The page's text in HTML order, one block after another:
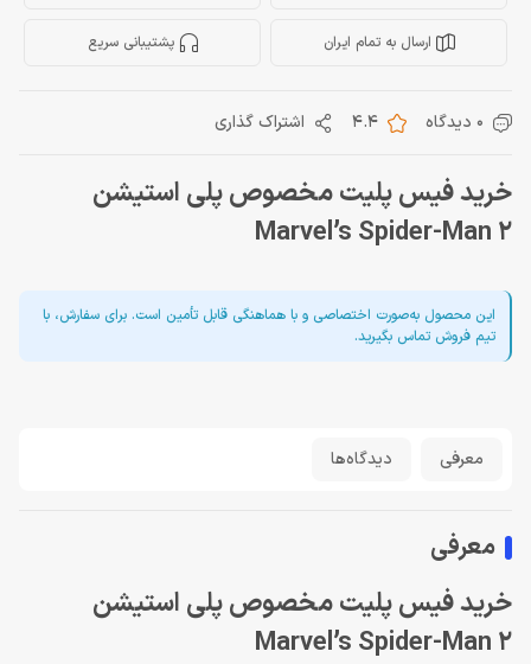
ارسال به تمام ایران پشتیبانی سریع
0 دیدگاه 4.4 اشتراک گذاری
خرید فیس پلیت مخصوص پلی استیشن
Marvel’s Spider-Man 2
این محصول به‌صورت اختصاصی و با هماهنگی قابل تأمین است. برای سفارش، با
تیم فروش تماس بگیرید.
معرفی دیدگاه‌ها
معرفی
خرید فیس پلیت مخصوص پلی استیشن
Marvel’s Spider-Man 2